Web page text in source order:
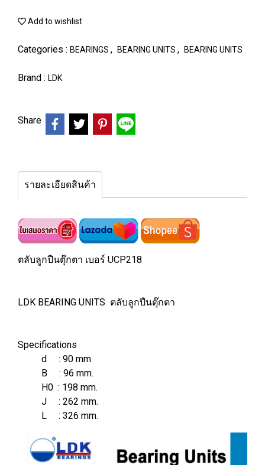
Add to wishlist
Categories : BEARINGS , BEARING UNITS , BEARING UNITS
Brand : LDK
Share
รายละเอียดสินค้า
ตลับลูกปืนตุ๊กตา เบอร์ UCP218
LDK BEARING UNITS ตลับลูกปืนตุ๊กตา
Specifications
d : 90 mm.
B : 96 mm.
H0 : 198 mm.
J : 262 mm.
L : 326 mm.